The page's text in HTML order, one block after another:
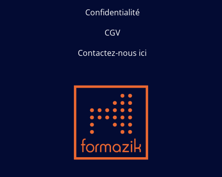
Confidentialité
CGV
Contactez-nous ici